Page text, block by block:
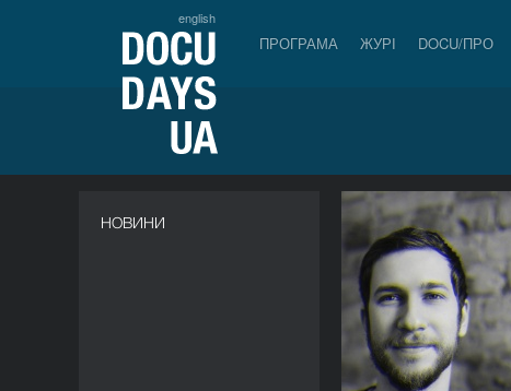
english
ПРОГРАМА ЖУРІ DOCU/ПРО
НОВИНИ